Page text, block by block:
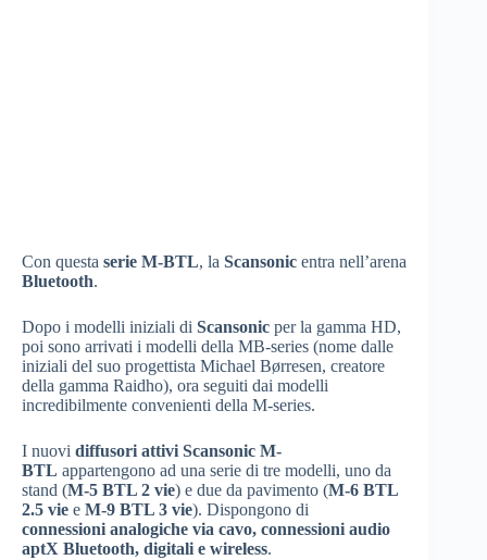
Con questa serie M-BTL, la Scansonic entra nell’arena
Bluetooth.
Dopo i modelli iniziali di Scansonic per la gamma HD,
poi sono arrivati i modelli della MB-series (nome dalle
iniziali del suo progettista Michael Børresen, creatore
della gamma Raidho), ora seguiti dai modelli
incredibilmente convenienti della M-series.
I nuovi diffusori attivi Scansonic M-
BTL appartengono ad una serie di tre modelli, uno da
stand (M-5 BTL 2 vie) e due da pavimento (M-6 BTL
2.5 vie e M-9 BTL 3 vie). Dispongono di
connessioni analogiche via cavo, connessioni audio
aptX Bluetooth, digitali e wireless.